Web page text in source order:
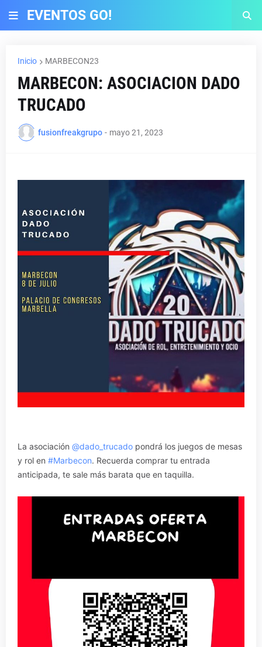
EVENTOS GO!
Inicio MARBECON23
MARBECON: ASOCIACION DADO
TRUCADO
fusionfreakgrupo - mayo 21, 2023
La asociación @dado_trucado pondrá los juegos de mesas
y rol en #Marbecon. Recuerda comprar tu entrada
anticipada, te sale más barata que en taquilla.